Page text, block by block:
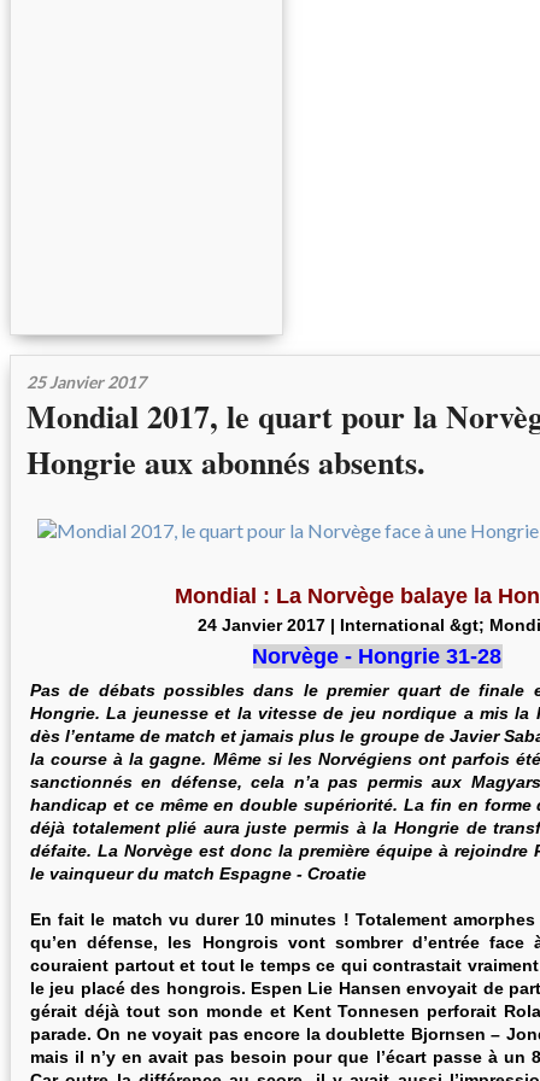
25 Janvier 2017
Mondial 2017, le quart pour la
Hongrie aux abonnés absents.
Mondial : La Norvège balaye la
24 Janvier 2017 | International &gt;
Norvège - Hongrie 31-28
Pas de débats possibles dans le premier quart de finale
Hongrie. La jeunesse et la vitesse de jeu nordique a mis la
dès l’entame de match et jamais plus le groupe de Javier
la course à la gagne. Même si les Norvégiens ont parfois
sanctionnés en défense, cela n’a pas permis aux
handicap et ce même en double supériorité. La fin en forme
déjà totalement plié aura juste permis à la Hongrie de
défaite. La Norvège est donc la première équipe à rejoindre
le vainqueur du match Espagne - Croatie
En fait le match vu durer 10 minutes ! Totalement
qu’en défense, les Hongrois vont sombrer d’entrée face
couraient partout et tout le temps ce qui contrastait
le jeu placé des hongrois. Espen Lie Hansen envoyait de
gérait déjà tout son monde et Kent Tonnesen perforait
parade. On ne voyait pas encore la doublette Bjornsen –
mais il n’y en avait pas besoin pour que l’écart passe à un